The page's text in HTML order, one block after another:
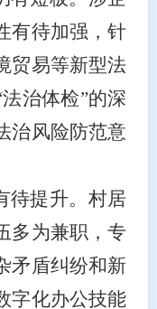
有待加强，针
贸易等新型法
治体检”的深
治风险防范意
待提升。村居
多为兼职，专
矛盾纠纷和新
字化办公技能